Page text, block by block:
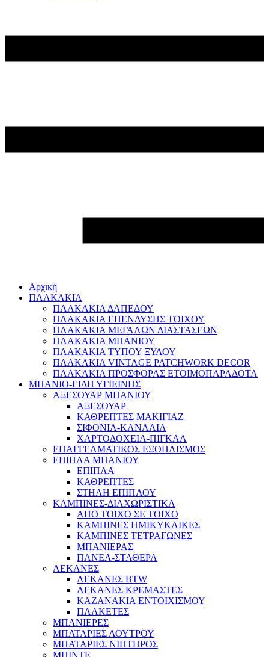
Αρχική
ΠΛΑΚΑΚΙΑ
ΠΛΑΚΑΚΙΑ ΔΑΠΕΔΟΥ
ΠΛΑΚΑΚΙΑ ΕΠΕΝΔΥΣΗΣ ΤΟΙΧΟΥ
ΠΛΑΚΑΚΙΑ ΜΕΓΑΛΩΝ ΔΙΑΣΤΑΣΕΩΝ
ΠΛΑΚΑΚΙΑ ΜΠΑΝΙΟΥ
ΠΛΑΚΑΚΙΑ ΤΥΠΟΥ ΞΥΛΟΥ
ΠΛΑΚΑΚΙΑ VINTAGE PATCHWORK DECOR
ΠΛΑΚΑΚΙΑ ΠΡΟΣΦΟΡΑΣ ΕΤΟΙΜΟΠΑΡΑΔΟΤΑ
ΜΠΑΝΙΟ-ΕΙΔΗ ΥΓΙΕΙΝΗΣ
ΑΞΕΣΟΥΑΡ ΜΠΑΝΙΟΥ
ΑΞΕΣΟΥΑΡ
ΚΑΘΡΕΠΤΕΣ ΜΑΚΙΓΙΑΖ
ΣΙΦΟΝΙΑ-ΚΑΝΑΛΙΑ
ΧΑΡΤΟΔΟΧΕΙΑ-ΠΙΓΚΑΛ
ΕΠΑΓΓΕΛΜΑΤΙΚΟΣ ΕΞΟΠΛΙΣΜΟΣ
ΕΠΙΠΛΑ ΜΠΑΝΙΟΥ
ΕΠΙΠΛΑ
ΚΑΘΡΕΠΤΕΣ
ΣΤΗΛΗ ΕΠΙΠΛΟΥ
ΚΑΜΠΙΝΕΣ-ΔΙΑΧΩΡΙΣΤΙΚΑ
ΑΠΟ ΤΟΙΧΟ ΣΕ ΤΟΙΧΟ
ΚΑΜΠΙΝΕΣ ΗΜΙΚΥΚΛΙΚΕΣ
ΚΑΜΠΙΝΕΣ ΤΕΤΡΑΓΩΝΕΣ
ΜΠΑΝΙΕΡΑΣ
ΠΑΝΕΛ-ΣΤΑΘΕΡΑ
ΛΕΚΑΝΕΣ
ΛΕΚΑΝΕΣ BTW
ΛΕΚΑΝΕΣ ΚΡΕΜΑΣΤΕΣ
ΚΑΖΑΝΑΚΙΑ ΕΝΤΟΙΧΙΣΜΟΥ
ΠΛΑΚΕΤΕΣ
ΜΠΑΝΙΕΡΕΣ
ΜΠΑΤΑΡΙΕΣ ΛΟΥΤΡΟΥ
ΜΠΑΤΑΡΙΕΣ ΝΙΠΤΗΡΟΣ
ΜΠΙΝΤΕ